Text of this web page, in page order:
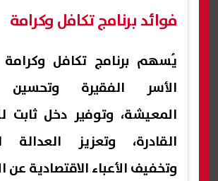
فوائد برنامج تكافل وكرامة
يُسهم برنامج تكافل
الأسر الفقيرة
المعيشة، وتوفير دخل ثابت
القادرة، وتعزيز العدالة
وتخفيف الأعباء الاقتصادية عن